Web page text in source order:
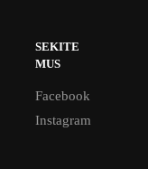
SEKITE
MUS
Facebook
Instagram